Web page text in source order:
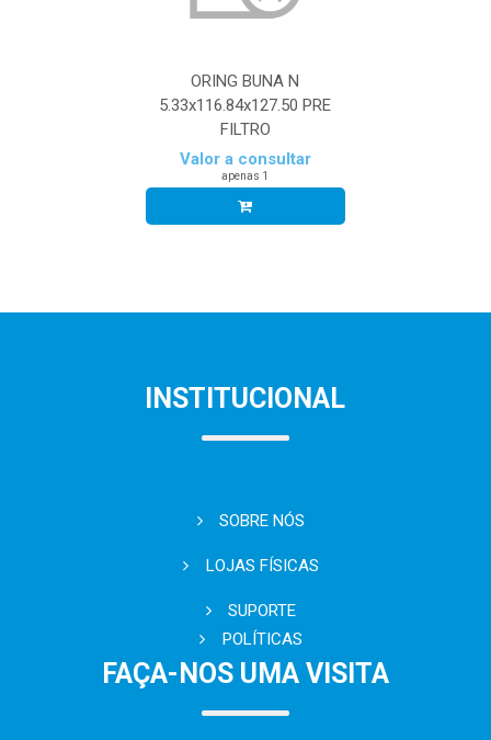
ORING BUNA N
5.33x116.84x127.50 PRE
FILTRO
Valor a consultar
apenas 1
INSTITUCIONAL
SOBRE NÓS
LOJAS FÍSICAS
SUPORTE
POLÍTICAS
FAÇA-NOS UMA VISITA